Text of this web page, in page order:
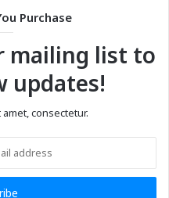
Purchase
mailing list to
updates!
consectetur.